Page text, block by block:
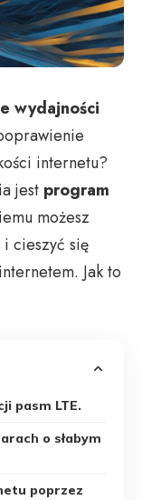
wydajności
internetu?
jest program
możesz
cieszyć się
Jak to
pasm LTE.
o słabym
poprzez